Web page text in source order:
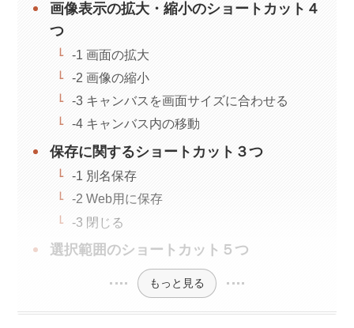
画像表示の拡大・縮小のショートカット４
つ
-1 画面の拡大
-2 画像の縮小
-3 キャンバスを画面サイズに合わせる
-4 キャンバス内の移動
保存に関するショートカット３つ
-1 別名保存
-2 Web用に保存
-3 閉じる
選択範囲のショートカット５つ
もっと見る